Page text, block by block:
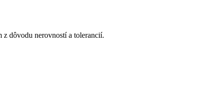
dôvodu nerovností a tolerancií.